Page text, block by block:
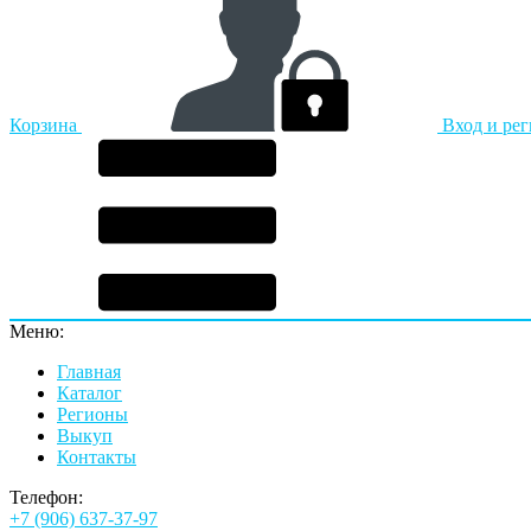
Корзина Вход и
Меню:
Главная
Каталог
Регионы
Выкуп
Контакты
Телефон:
+7 (906) 637-37-97